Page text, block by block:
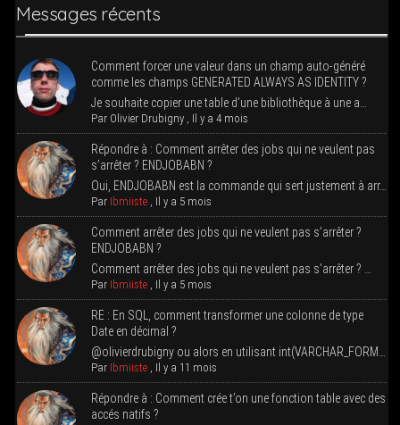
Mes­sages récents
Com­ment for­cer une valeur dans un champ auto-géné­ré
comme les champs GENERATED ALWAYS AS IDENTITY ?
Je sou­haite copier une table d’une biblio­thèque à une a…
Par Oli­vier Dru­bi­gny, Il y a 4 mois
Répondre à : Com­ment arrê­ter des jobs qui ne veulent pas
s’ar­rê­ter ? ENDJOBABN ?
Oui, ENDJOBABN est la com­mande qui sert jus­te­ment à arr…
Par Ibmiiste, Il y a 5 mois
Com­ment arrê­ter des jobs qui ne veulent pas s’ar­rê­ter ?
ENDJOBABN ?
Com­ment arrê­ter des jobs qui ne veulent pas s’arrêter ? …
Par Ibmiiste, Il y a 5 mois
RE : En SQL, com­ment trans­for­mer une colonne de type
Date en décimal ?
@olivierdrubigny ou alors en uti­li­sant int(VARCHAR_FORM…
Par Ibmiiste, Il y a 11 mois
Répondre à : Com­ment crée t’on une fonc­tion table avec des
accés natifs ?